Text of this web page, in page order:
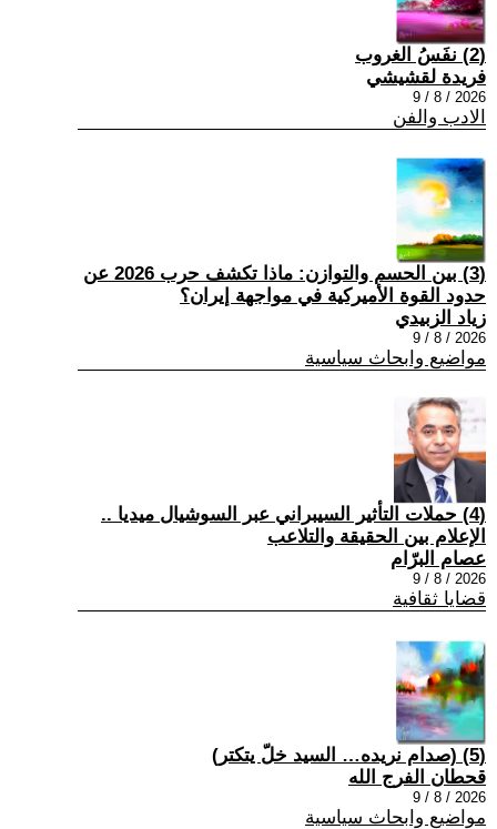
(2) نفَسُ الغروب
فريدة لقشيشي
2026 / 8 / 9
الادب والفن
(3) بين الحسم والتوازن: ماذا تكشف حرب 2026 عن
حدود القوة الأميركية في مواجهة إيران؟
زياد الزبيدي
2026 / 8 / 9
مواضيع وابحاث سياسية
(4) حملات التأثير السيبراني عبر السوشيال ميديا ..
الإعلام بين الحقيقة والتلاعب
عصام البرّام
2026 / 8 / 9
قضايا ثقافية
(5) (صدام نريده… السيد خلّ يتكتر)
قحطان الفرج الله
2026 / 8 / 9
مواضيع وابحاث سياسية